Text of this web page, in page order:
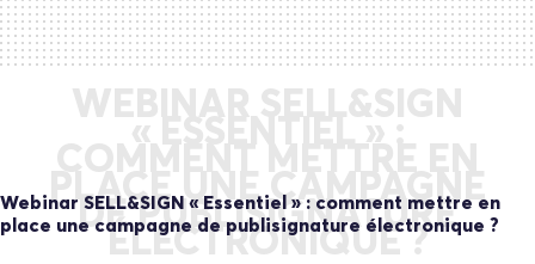
WEBINAR SELL&SIGN
« ESSENTIEL » :
COMMENT METTRE EN
PLACE UNE CAMPAGNE
DE PUBLISIGNATURE
ÉLECTRONIQUE ?
Webinar SELL&SIGN « Essentiel » : comment mettre en
place une campagne de publisignature électronique ?